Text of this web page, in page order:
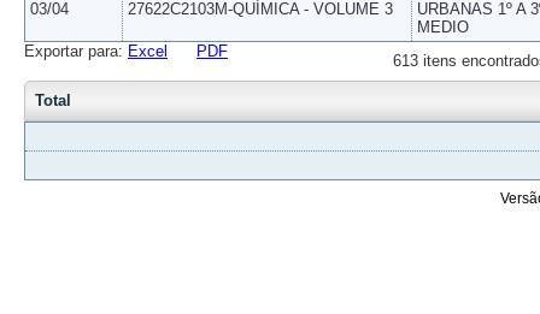
03/04 27622C2103M-QUÍMICA - VOLUME 3
URBANAS 1º A
MEDIO
613 itens
Exportar para: Excel PDF
Total